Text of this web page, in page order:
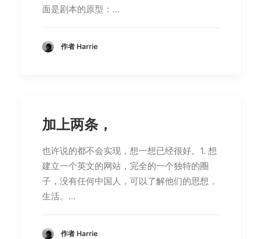
面是剧本的原型：…
作者 Harrie
加上两条，
也许说的都不会实现，想一想已经很好。1. 想
建立一个英文的网站，完全的一个独特的圈
子，没有任何中国人，可以了解他们的思想，
生活。…
作者 Harrie